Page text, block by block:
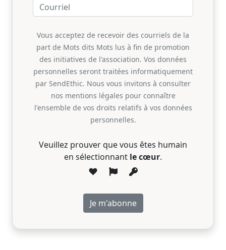
Vous acceptez de recevoir des courriels de la
part de Mots dits Mots lus à fin de promotion
des initiatives de l'association. Vos données
personnelles seront traitées informatiquement
par SendEthic. Nous vous invitons à consulter
nos mentions légales pour connaître
l'ensemble de vos droits relatifs à vos données
personnelles.
Veuillez prouver que vous êtes humain
en sélectionnant le cœur.